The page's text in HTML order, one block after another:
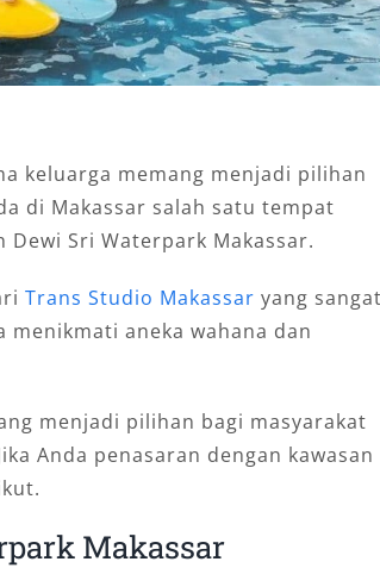
keluarga memang menjadi pilihan
di Makassar salah satu tempat
Sri Waterpark Makassar.
Trans Studio Makassar yang sangat
aneka wahana dan
menjadi pilihan bagi masyarakat
Anda penasaran dengan kawasan
Makassar